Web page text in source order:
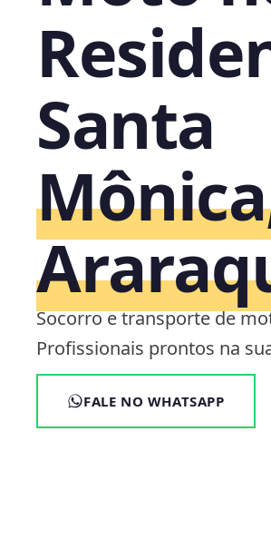
Santa
Socorro e transporte de
Profissionais prontos na
FALE NO WHATSAPP